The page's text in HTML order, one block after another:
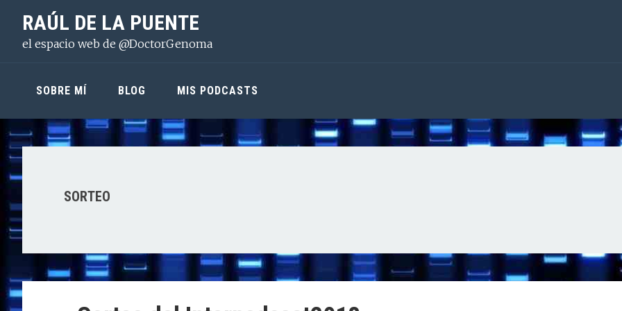
principal
contenido
lateral
RAÚL DE LA PUENTE
el espacio web de @DoctorGenoma
SOBRE MÍ BLOG MIS PODCASTS
SORTEO